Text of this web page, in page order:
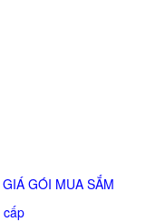
GÓI MUA SẮM
cấp